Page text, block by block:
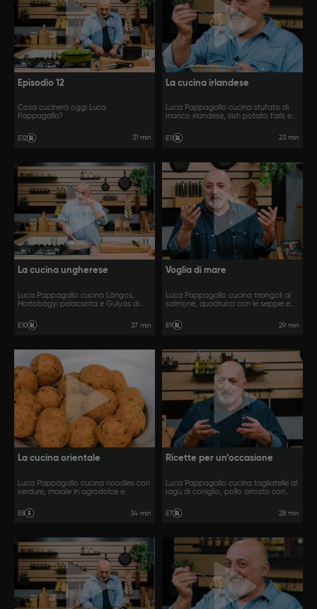
Episodio 12
Cosa cucinerà oggi Luca
Pappagallo?
E12 31 min
La cucina irlandese
Luca Pappagallo cucina stufato di
manco irlandese, irish potato farls e
E11 23 min
La cucina ungherese
Luca Pappagallo cucina Làngos,
Hortobágyi palacsinta e Gulyàs di
E10 37 min
Voglia di mare
Luca Pappagallo cucina triangoli al
salmone, quadrucci con le seppie e
E9 29 min
La cucina orientale
Luca Pappagallo cucina noodles con
verdure, maiale in agrodolce e
E8 34 min
Ricette per un’occasione
Luca Pappagallo cucina tagliatelle al
ragù di coniglio, pollo arrosto con
agrodolce.
E7 28 min